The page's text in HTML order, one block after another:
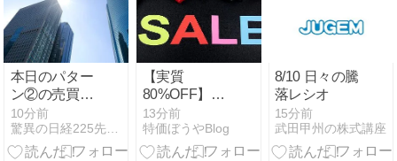
本日のパター
ン②の売買サ
イン
10分前
驚異の日経225先物トレード
【実質
80%OFF】新
美糖+(アラビ
トウプラス)
機能性表示食
13分前
特価ぼうやBlog
8/10 日々の騰
落レシオ
15分前
武田甲州の株式講座